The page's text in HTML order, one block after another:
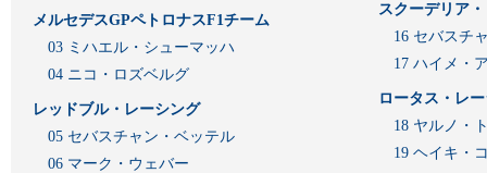
メルセデスGPペトロナスF1チーム
03 ミハエル・シューマッハ
04 ニコ・ロズベルグ
レッドブル・レーシング
05 セバスチャン・ベッテル
06 マーク・ウェバー
スクーデリア
16 セバスチ
17 ハイメ・
ロータス・レ
18 ヤルノ・
19 ヘイキ・